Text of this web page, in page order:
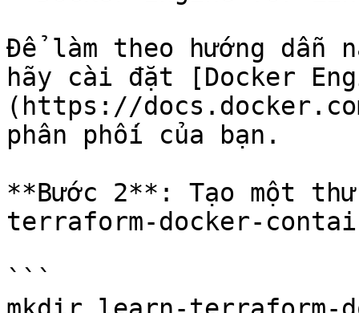
Để làm theo hướng
hãy cài đặt [Docker
(https://
phân phối của bạn.
**Bước 2**: Tạo một
terraform-docker-
```